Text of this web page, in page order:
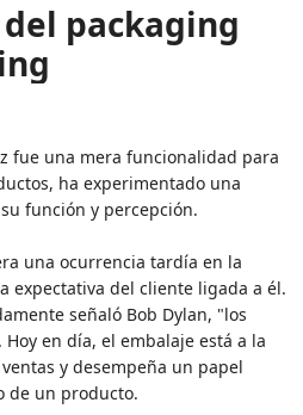
packaging
fue una mera funcionalidad para
ha experimentado una
función y percepción.
una ocurrencia tardía en la
expectativa del cliente ligada a él.
señaló Bob Dylan, "los
en día, el embalaje está a la
y desempeña un papel
de un producto.